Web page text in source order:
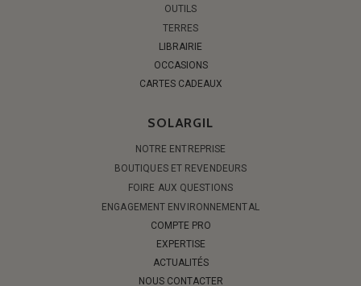
OUTILS
TERRES
LIBRAIRIE
OCCASIONS
CARTES CADEAUX
SOLARGIL
NOTRE ENTREPRISE
BOUTIQUES ET REVENDEURS
FOIRE AUX QUESTIONS
ENGAGEMENT ENVIRONNEMENTAL
COMPTE PRO
EXPERTISE
ACTUALITÉS
NOUS CONTACTER